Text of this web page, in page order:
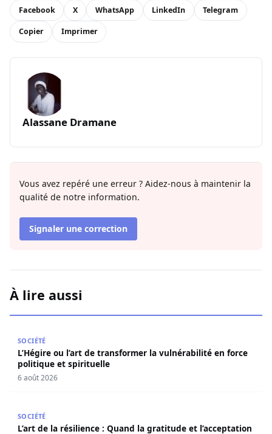
Facebook X WhatsApp LinkedIn Telegram
Copier Imprimer
Alassane Dramane
Vous avez repéré une erreur ? Aidez-nous à maintenir la
qualité de notre information.
Signaler une correction
À lire aussi
SOCIÉTÉ
L’Hégire ou l’art de transformer la vulnérabilité en force
politique et spirituelle
6 août 2026
SOCIÉTÉ
L’art de la résilience : Quand la gratitude et l’acceptation